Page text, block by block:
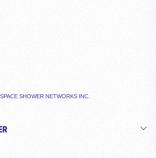
SHOWER NETWORKS INC.